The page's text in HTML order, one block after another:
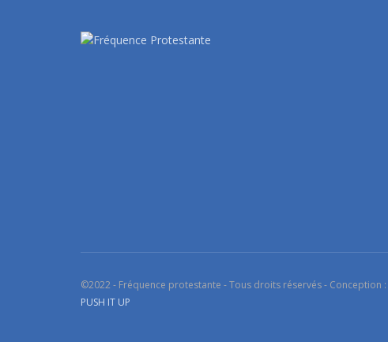
©2022 - Fréquence protestante - Tous droits réservés - Conception :
PUSH IT UP